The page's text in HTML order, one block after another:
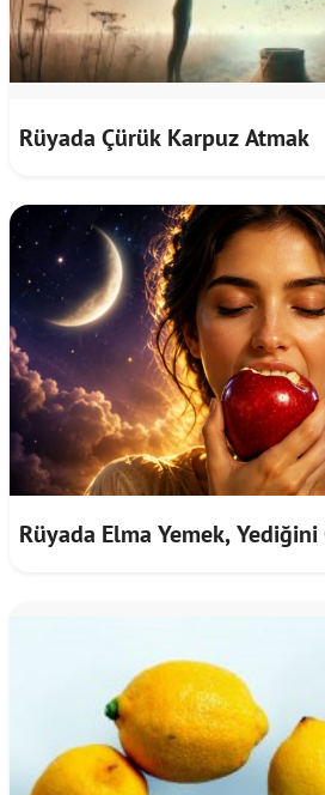
Rüyada Çürük Karpuz Atmak
Rüyada Elma Yemek,